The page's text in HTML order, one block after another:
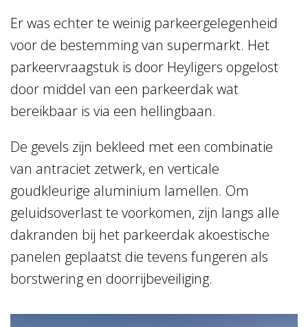
Er was echter te weinig parkeergelegenheid
voor de bestemming van supermarkt. Het
parkeervraagstuk is door Heyligers opgelost
door middel van een parkeerdak wat
bereikbaar is via een hellingbaan.
De gevels zijn bekleed met een combinatie
van antraciet zetwerk, en verticale
goudkleurige aluminium lamellen. Om
geluidsoverlast te voorkomen, zijn langs alle
dakranden bij het parkeerdak akoestische
panelen geplaatst die tevens fungeren als
borstwering en doorrijbeveiliging.